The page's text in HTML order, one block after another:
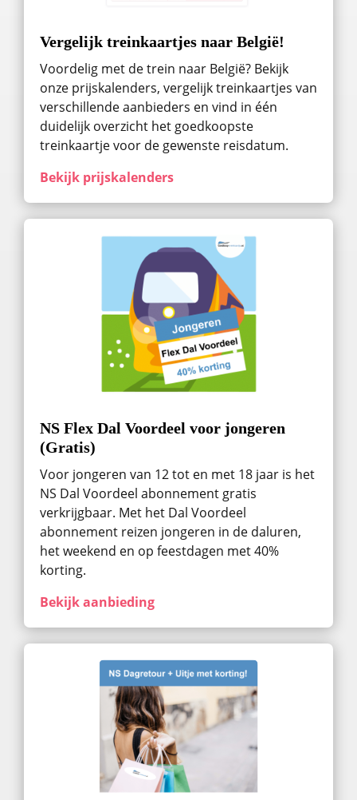
Vergelijk treinkaartjes naar België!
Voordelig met de trein naar België? Bekijk
onze prijskalenders, vergelijk treinkaartjes van
verschillende aanbieders en vind in één
duidelijk overzicht het goedkoopste
treinkaartje voor de gewenste reisdatum.
Bekijk prijskalenders
NS Flex Dal Voordeel voor jongeren
(Gratis)
Voor jongeren van 12 tot en met 18 jaar is het
NS Dal Voordeel abonnement gratis
verkrijgbaar. Met het Dal Voordeel
abonnement reizen jongeren in de daluren,
het weekend en op feestdagen met 40%
korting.
Bekijk aanbieding